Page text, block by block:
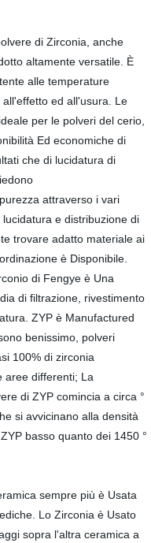
di Zirconia, anche
altamente versatile. È
alle temperature
ed all'usura. Le
per le polveri del cerio,
Ed economiche di
che di lucidatura di
attraverso i vari
e distribuzione di
trovare adatto materiale ai
è Disponibile.
di Fengye è Una
di filtrazione, rivestimento
ZYP è Manufactured
benissimo, polveri
100% di zirconia
aree differenti; La
di ZYP comincia a circa °
si avvicinano alla densità
basso quanto dei 1450 °
sempre più è Usata
Lo Zirconia è Usato
sopra l'altra ceramica a